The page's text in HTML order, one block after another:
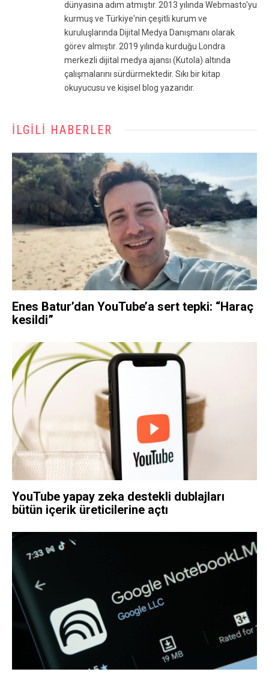
dünyasına adım atmıştır. 2013 yılında Webmasto'yu
kurmuş ve Türkiye'nin çeşitli kurum ve
kuruluşlarında Dijital Medya Danışmanı olarak
görev almıştır. 2019 yılında kurduğu Londra
merkezli dijital medya ajansı (Kutola) altında
çalışmalarını sürdürmektedir. Sıkı bir kitap
okuyucusu ve kişisel blog yazarıdır.
İLGILI HABERLER
Enes Batur’dan YouTube’a sert tepki: “Haraç
kesildi”
YouTube yapay zeka destekli dublajları
bütün içerik üreticilerine açtı